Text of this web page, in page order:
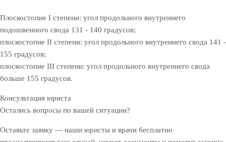
Плоскостопие I степени: угол продольного внутреннего
подошвенного свода 131 - 140 градусов;
плоскостопие II степени: угол продольного внутреннего свода 141 -
155 градусов;
плоскостопие III степени: угол продольного внутреннего свода
больше 155 градусов.
Консультация юриста
Остались вопросы по вашей ситуации?
Оставьте заявку — наши юристы и врачи бесплатно